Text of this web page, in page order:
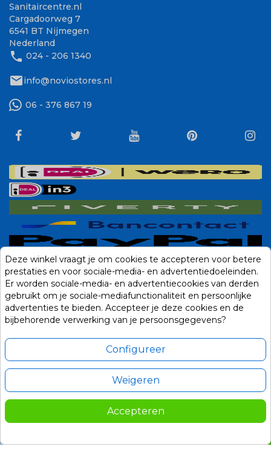
Sanitaircentre.nl
Cargadoorweg 7
6541 BT Nijmegen
Nederland
phone 024 - 206 1340
mailinfo@noviostores.nl
06 - 376 867 19
Deze winkel vraagt je om cookies te accepteren voor betere
prestaties en voor sociale-media- en advertentiedoeleinden.
Er worden sociale-media- en advertentiecookies van derden
gebruikt om je sociale-mediafunctionaliteit en persoonlijke
advertenties te bieden. Accepteer je deze cookies en de
bijbehorende verwerking van je persoonsgegevens?
Configureer
Weigeren
Accepteren